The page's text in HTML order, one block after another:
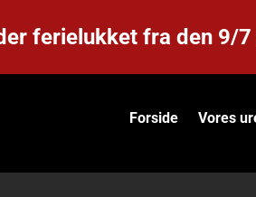
ferielukket fra den 9/
Forside Vores